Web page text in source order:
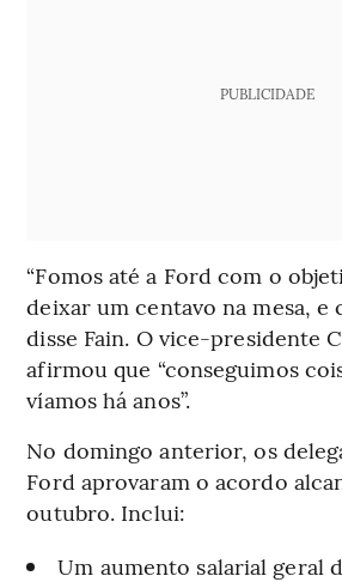
PUBLICIDADE
“Fomos até a Ford com o
deixar um centavo na mesa, e
disse Fain. O vice-presidente
afirmou que “conseguimos
víamos há anos”.
No domingo anterior, os
Ford aprovaram o acordo
outubro. Inclui:
Um aumento salarial geral